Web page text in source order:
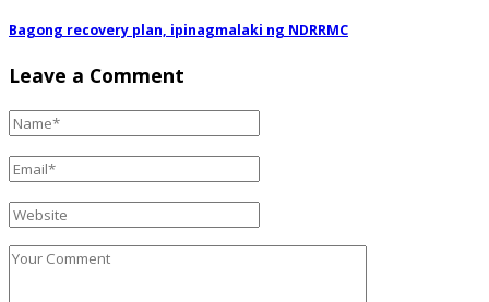
Bagong recovery plan, ipinagmalaki ng NDRRMC
Leave a Comment